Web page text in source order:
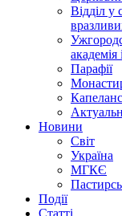
Відділ у
Парафії
Новини
Світ
Україна
МГКЄ
Події
Статті